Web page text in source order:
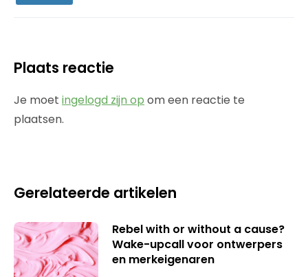
Plaats reactie
Je moet ingelogd zijn op om een reactie te
plaatsen.
Gerelateerde artikelen
Rebel with or without a cause?
Wake-upcall voor ontwerpers
en merkeigenaren